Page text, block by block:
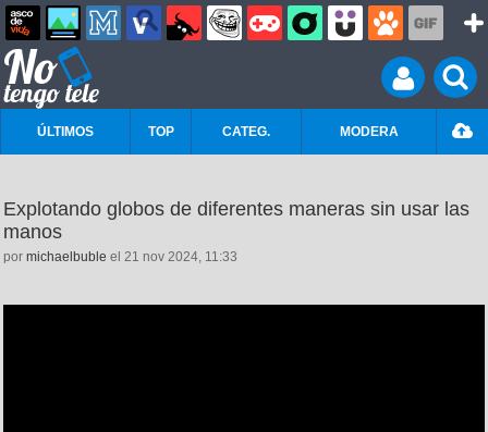
ÚLTIMOS TOP CATEG. MODERA
Explotando globos de diferentes maneras sin usar las
manos
por michaelbuble el 21 nov 2024, 11:33